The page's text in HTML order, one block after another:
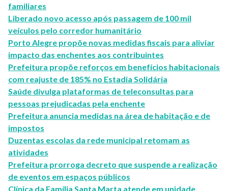
familiares
Liberado novo acesso após passagem de 100 mil
veículos pelo corredor humanitário
Porto Alegre propõe novas medidas fiscais para aliviar
impacto das enchentes aos contribuintes
Prefeitura propõe reforços em benefícios habitacionais
com reajuste de 185% no Estadia Solidária
Saúde divulga plataformas de teleconsultas para
pessoas prejudicadas pela enchente
Prefeitura anuncia medidas na área de habitação e de
impostos
Duzentas escolas da rede municipal retomam as
atividades
Prefeitura prorroga decreto que suspende a realização
de eventos em espaços públicos
Clínica da Família Santa Marta atende em unidade